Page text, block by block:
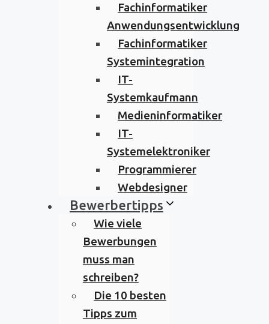
Fachinformatiker
Anwendungsentwicklung
Fachinformatiker
Systemintegration
IT-
Systemkaufmann
Medieninformatiker
IT-
Systemelektroniker
Programmierer
Webdesigner
Bewerbertipps
Wie viele
Bewerbungen
muss man
schreiben?
Die 10 besten
Tipps zum